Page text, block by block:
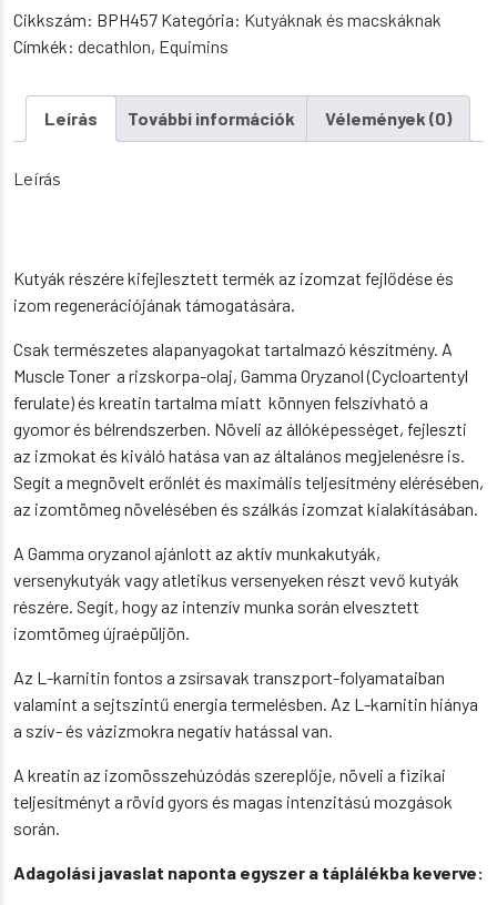
Izomtömeg
növelő
kutyák
számára
250
ml
Cikkszám: BPH457 Kategória: Kutyáknak és macskáknak
Címkék: decathlon, Equimins
Leírás További információk Vélemények (0)
Leírás
Kutyák részére kifejlesztett termék az izomzat fejlődése és
izom regenerációjának támogatására.
Csak természetes alapanyagokat tartalmazó készítmény. A
Muscle Toner a rizskorpa-olaj, Gamma Oryzanol (Cycloartentyl
ferulate) és kreatin tartalma miatt könnyen felszívható a
gyomor és bélrendszerben. Növeli az állóképességet, fejleszti
az izmokat és kiváló hatása van az általános megjelenésre is.
Segít a megnövelt erőnlét és maximális teljesítmény elérésében,
az izomtömeg növelésében és szálkás izomzat kialakításában.
A Gamma oryzanol ajánlott az aktív munkakutyák,
versenykutyák vagy atletikus versenyeken részt vevő kutyák
részére. Segít, hogy az intenzív munka során elvesztett
izomtömeg újraépüljön.
Az L-karnitin fontos a zsírsavak transzport-folyamataiban
valamint a sejtszintű energia termelésben. Az L-karnitin hiánya
a szív- és vázizmokra negatív hatással van.
A kreatin az izomösszehúzódás szereplője, növeli a fizikai
teljesítményt a rövid gyors és magas intenzitású mozgások
során.
Adagolási javaslat naponta egyszer a táplálékba keverve: